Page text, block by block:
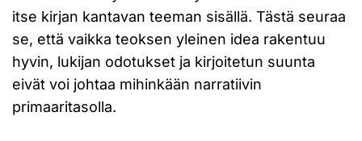
itse kirjan kantavan teeman sisällä. Tästä seuraa
se, että vaikka teoksen yleinen idea rakentuu
hyvin, lukijan odotukset ja kirjoitetun suunta
eivät voi johtaa mihinkään narratiivin
primaaritasolla.